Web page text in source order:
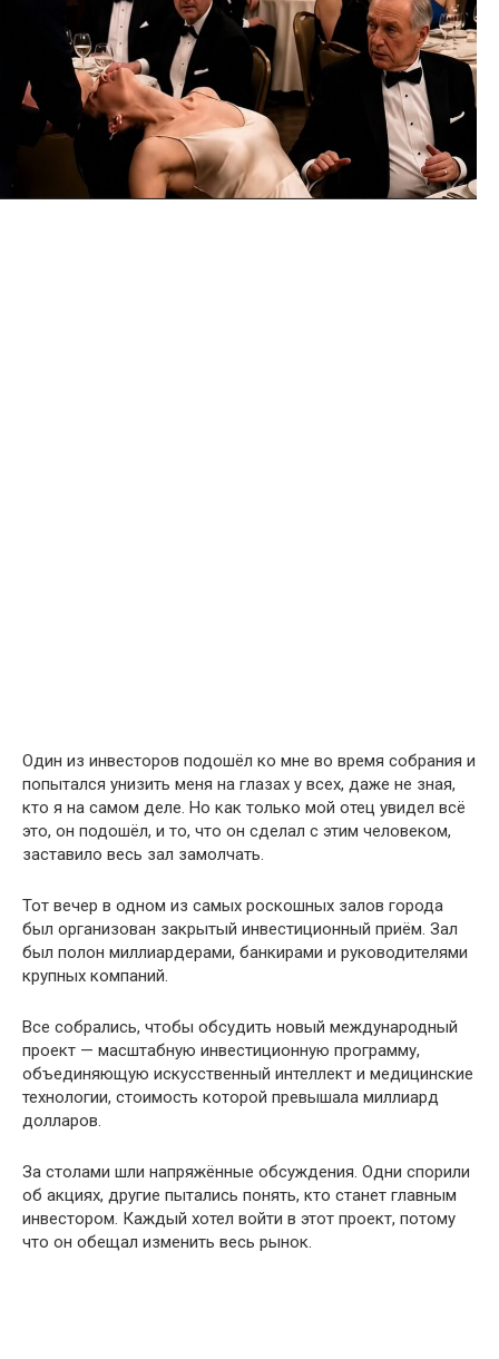
Один из инвесторов подошёл ко мне во время собрания и
попытался унизить меня на глазах у всех, даже не зная,
кто я на самом деле. Но как только мой отец увидел всё
это, он подошёл, и то, что он сделал с этим человеком,
заставило весь зал замолчать.
Тот вечер в одном из самых роскошных залов города
был организован закрытый инвестиционный приём. Зал
был полон миллиардерами, банкирами и руководителями
крупных компаний.
Все собрались, чтобы обсудить новый международный
проект — масштабную инвестиционную программу,
объединяющую искусственный интеллект и медицинские
технологии, стоимость которой превышала миллиард
долларов.
За столами шли напряжённые обсуждения. Одни спорили
об акциях, другие пытались понять, кто станет главным
инвестором. Каждый хотел войти в этот проект, потому
что он обещал изменить весь рынок.